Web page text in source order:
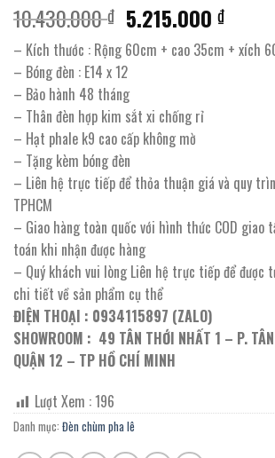
10.430.000₫ Giá
gốc
là:
10.430.000 ₫.
5.215.000₫Giá
hiện
tại
– Kích thước : Rộng 60cm + cao 35cm + xích
– Bóng đèn : E14 x 12
– Bảo hành 48 tháng
– Thân đèn hợp kim sắt xi chống rỉ
– Hạt phale k9 cao cấp không mờ
– Tặng kèm bóng đèn
– Liên hệ trực tiếp để thỏa thuận giá và quy
TPHCM
– Giao hàng toàn quốc với hình thức COD giao
toán khi nhận được hàng
– Quý khách vui lòng Liên hệ trực tiếp để được
chi tiết về sản phẩm cụ thể
ĐIỆN THOẠI : 0934115897 (ZALO)
SHOWROOM : 49 TÂN THỚI NHẤT 1 – P.
QUẬN 12 – TP HỒ CHÍ MINH
Lượt Xem :196
Danh mục: Đèn chùm pha lê